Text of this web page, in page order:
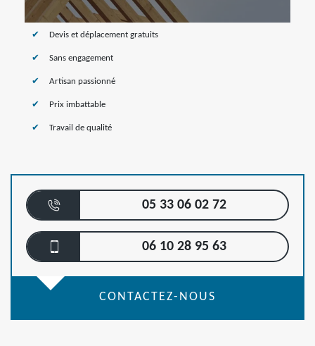
Devis et déplacement gratuits
Sans engagement
Artisan passionné
Prix imbattable
Travail de qualité
05 33 06 02 72
06 10 28 95 63
CONTACTEZ-NOUS